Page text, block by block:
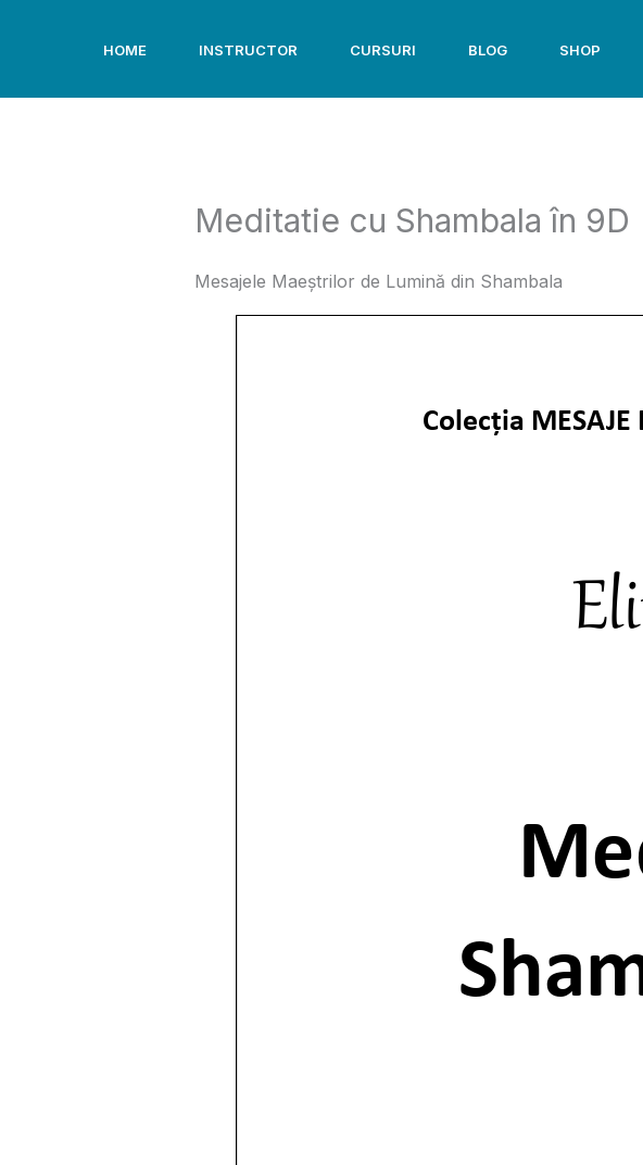
HOME INSTRUCTOR CURSURI BLOG SHOP
Meditatie cu Shambala în 9D
Mesajele Maeștrilor de Lumină din Shambala